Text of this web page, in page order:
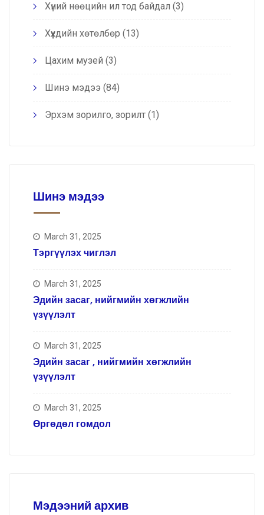
Хүний нөөцийн ил тод байдал (3)
Хүүхдийн хөтөлбөр (13)
Цахим музей (3)
Шинэ мэдээ (84)
Эрхэм зорилго, зорилт (1)
Шинэ мэдээ
March 31, 2025
Тэргүүлэх чиглэл
March 31, 2025
Эдийн засаг, нийгмийн хөгжлийн
үзүүлэлт
March 31, 2025
Эдийн засаг , нийгмийн хөгжлийн
үзүүлэлт
March 31, 2025
Өргөдөл гомдол
Мэдээний архив